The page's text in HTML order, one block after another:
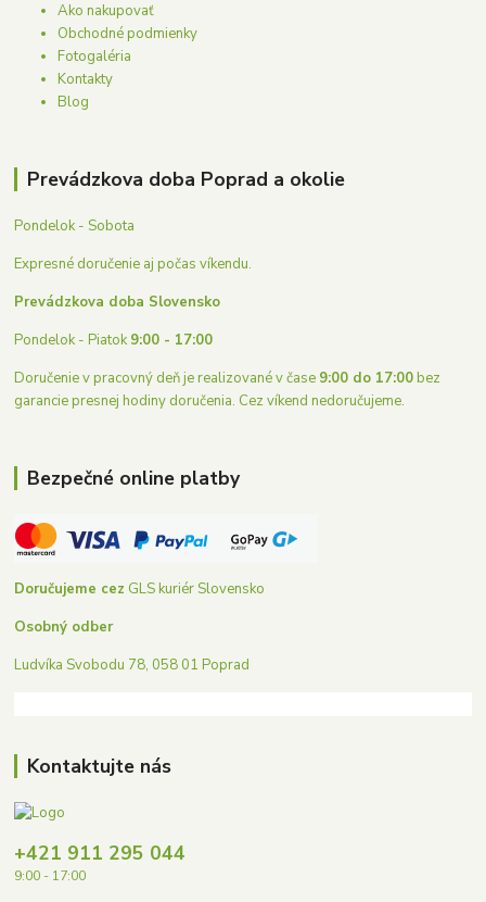
Ako nakupovať
Obchodné podmienky
Fotogaléria
Kontakty
Blog
Prevádzkova doba Poprad a okolie
Pondelok - Sobota
Expresné doručenie aj počas víkendu.
Prevádzkova doba Slovensko
Pondelok - Piatok9:00 - 17:00
Doručenie v pracovný deň je realizované v čase 9:00 do 17:00bez
garancie presnej hodiny doručenia. Cez víkend nedoručujeme.
Bezpečné online platby
Doručujeme cez GLS kuriér Slovensko
Osobný odber
Ludvíka Svobodu 78, 058 01 Poprad
Kontaktujte nás
+421 911 295 044
9:00 - 17:00